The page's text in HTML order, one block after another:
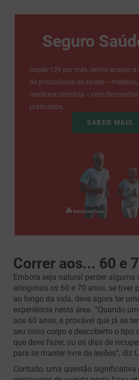
Seguro
Desde 12€ por mês, tenha acesso
de prestadores de saúde –
medicina dentária – com
praticados.
SABER MAIS
Correr aos... 60 e
Embora seja natural perder alguma
atingimos os 60 e 70 anos, se tiver
ao longo da vida, deve agora ter
experiência nesta área. “Quando
aos 60 anos, é provável que já se
seu novo corpo e descoberto o tipo
que deve fazer, ou os dias de
para se manter livre de lesões”, diz
Contudo, uma questão significativa